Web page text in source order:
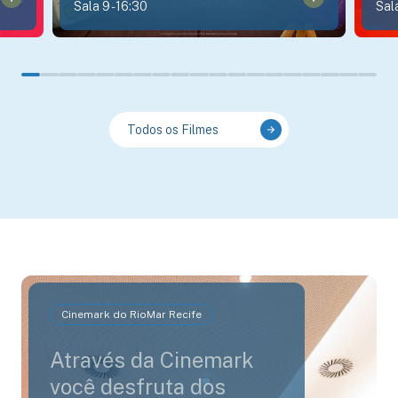
Sala 9-16:30
Todos os Filmes
Cinemark do RioMar Recife
Através da Cinemark
você desfruta dos